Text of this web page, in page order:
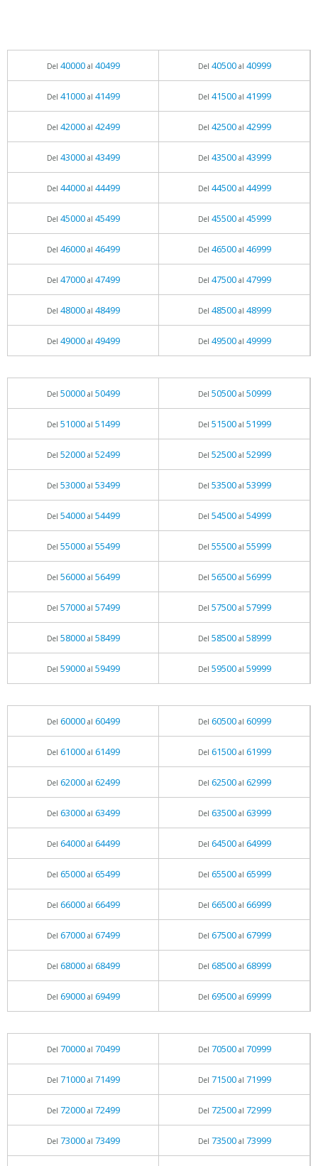
Del 40000al 40499 Del 40500al 40999
Del 41000al 41499 Del 41500al 41999
Del 42000al 42499 Del 42500al 42999
Del 43000al 43499 Del 43500al 43999
Del 44000al 44499 Del 44500al 44999
Del 45000al 45499 Del 45500al 45999
Del 46000al 46499 Del 46500al 46999
Del 47000al 47499 Del 47500al 47999
Del 48000al 48499 Del 48500al 48999
Del 49000al 49499 Del 49500al 49999
Del 50000al 50499 Del 50500al 50999
Del 51000al 51499 Del 51500al 51999
Del 52000al 52499 Del 52500al 52999
Del 53000al 53499 Del 53500al 53999
Del 54000al 54499 Del 54500al 54999
Del 55000al 55499 Del 55500al 55999
Del 56000al 56499 Del 56500al 56999
Del 57000al 57499 Del 57500al 57999
Del 58000al 58499 Del 58500al 58999
Del 59000al 59499 Del 59500al 59999
Del 60000al 60499 Del 60500al 60999
Del 61000al 61499 Del 61500al 61999
Del 62000al 62499 Del 62500al 62999
Del 63000al 63499 Del 63500al 63999
Del 64000al 64499 Del 64500al 64999
Del 65000al 65499 Del 65500al 65999
Del 66000al 66499 Del 66500al 66999
Del 67000al 67499 Del 67500al 67999
Del 68000al 68499 Del 68500al 68999
Del 69000al 69499 Del 69500al 69999
Del 70000al 70499 Del 70500al 70999
Del 71000al 71499 Del 71500al 71999
Del 72000al 72499 Del 72500al 72999
Del 73000al 73499 Del 73500al 73999